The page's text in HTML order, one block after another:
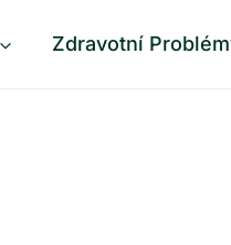
Zdravotní